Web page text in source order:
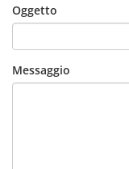
Oggetto
Messaggio